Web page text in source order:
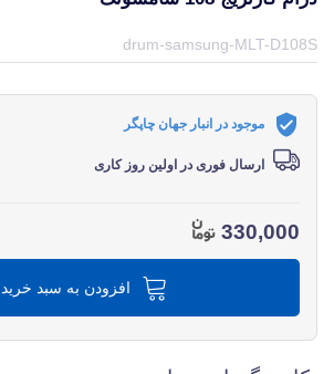
drum-samsung-MLT-D108S
موجود در انبار جهان چاپگر
ارسال فوری در اولین روز کاری
330,000
افزودن به سبد خرید